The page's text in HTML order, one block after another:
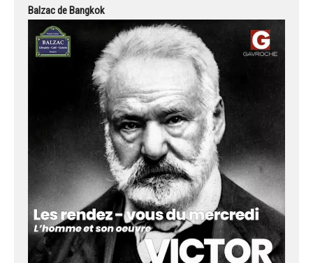
Balzac de Bangkok